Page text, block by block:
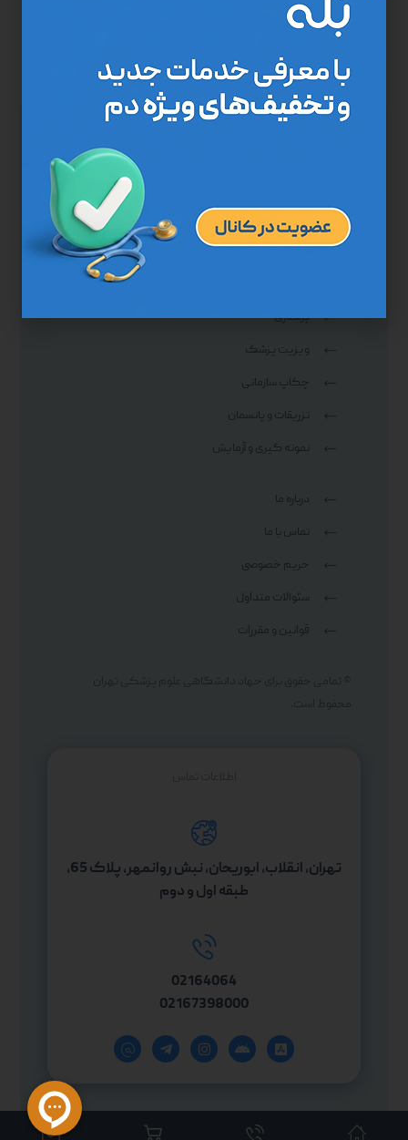
مرکز درمان در منزل "دم"، وابسته به جهاد دانشگاهی علوم پزشکی
تهران، با مجوز وزارت بهداشت خدمات پزشکی عمومی و تخصصی را ارائه
می‌دهد. سالمندان و سایر افراد نیازمند می‌توانند این خدمات را حضوری
پرستاری
ویزیت پزشک
چکاپ سازمانی
تزریقات و پانسمان
نمونه گیری و آزمایش
درباره ما
تماس با ما
حریم خصوصی
سئوالات متداول
قوانین و مقررات
اطلاعات تماس
تهران، انقلاب، ابوریحان، نبش روانمهر، پلاک 65،
طبقه اول و دوم
02164064
02167398000